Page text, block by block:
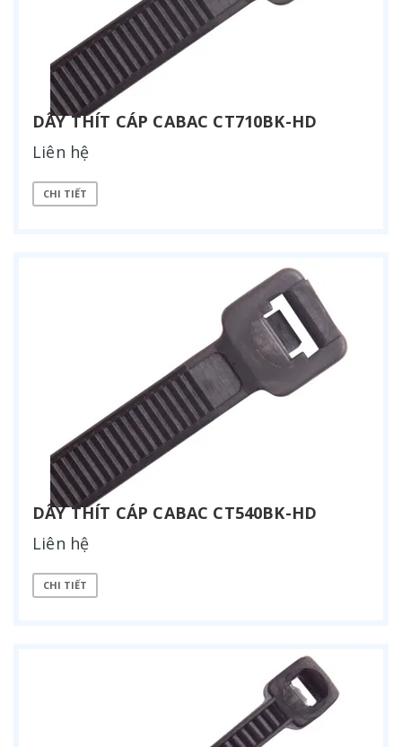
DÂY THÍT CÁP CABAC CT710BK-HD
Liên hệ
CHI TIẾT
DÂY THÍT CÁP CABAC CT540BK-HD
Liên hệ
CHI TIẾT